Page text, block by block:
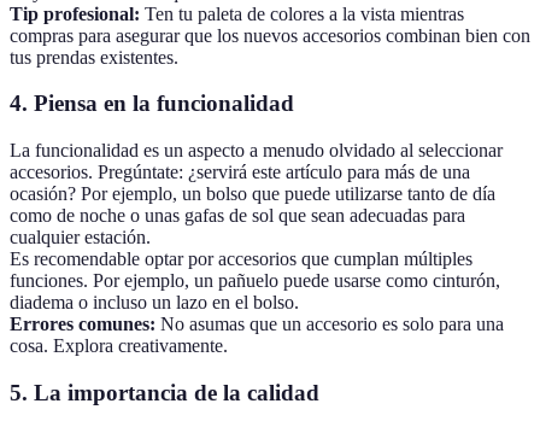
Tip profesional: Ten tu paleta de colores a la vista mientras
compras para asegurar que los nuevos accesorios combinan bien con
tus prendas existentes.
4. Piensa en la funcionalidad
La funcionalidad es un aspecto a menudo olvidado al seleccionar
accesorios. Pregúntate: ¿servirá este artículo para más de una
ocasión? Por ejemplo, un bolso que puede utilizarse tanto de día
como de noche o unas gafas de sol que sean adecuadas para
cualquier estación.
Es recomendable optar por accesorios que cumplan múltiples
funciones. Por ejemplo, un pañuelo puede usarse como cinturón,
diadema o incluso un lazo en el bolso.
Errores comunes: No asumas que un accesorio es solo para una
cosa. Explora creativamente.
5. La importancia de la calidad